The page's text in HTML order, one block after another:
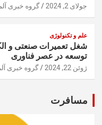
جولای 2, 2024 گروه خبری
علم و تکنولوژی
شغل تعمیرات صنعتی و
توسعه در عصر فناوری
ژوئن 22, 2024 گروه خبری
مسافرت